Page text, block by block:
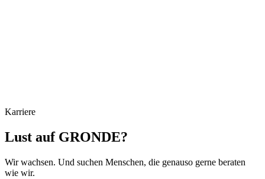
0821 50 89 69 40
Karriere
Lust auf GRONDE?
Wir wachsen. Und suchen Menschen, die genauso gerne beraten
wie wir.